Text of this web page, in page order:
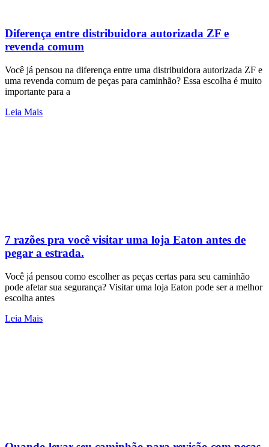
Diferença entre distribuidora autorizada ZF e
revenda comum
Você já pensou na diferença entre uma distribuidora autorizada ZF e
uma revenda comum de peças para caminhão? Essa escolha é muito
importante para a
Leia Mais
7 razões pra você visitar uma loja Eaton antes de
pegar a estrada.
Você já pensou como escolher as peças certas para seu caminhão
pode afetar sua segurança? Visitar uma loja Eaton pode ser a melhor
escolha antes
Leia Mais